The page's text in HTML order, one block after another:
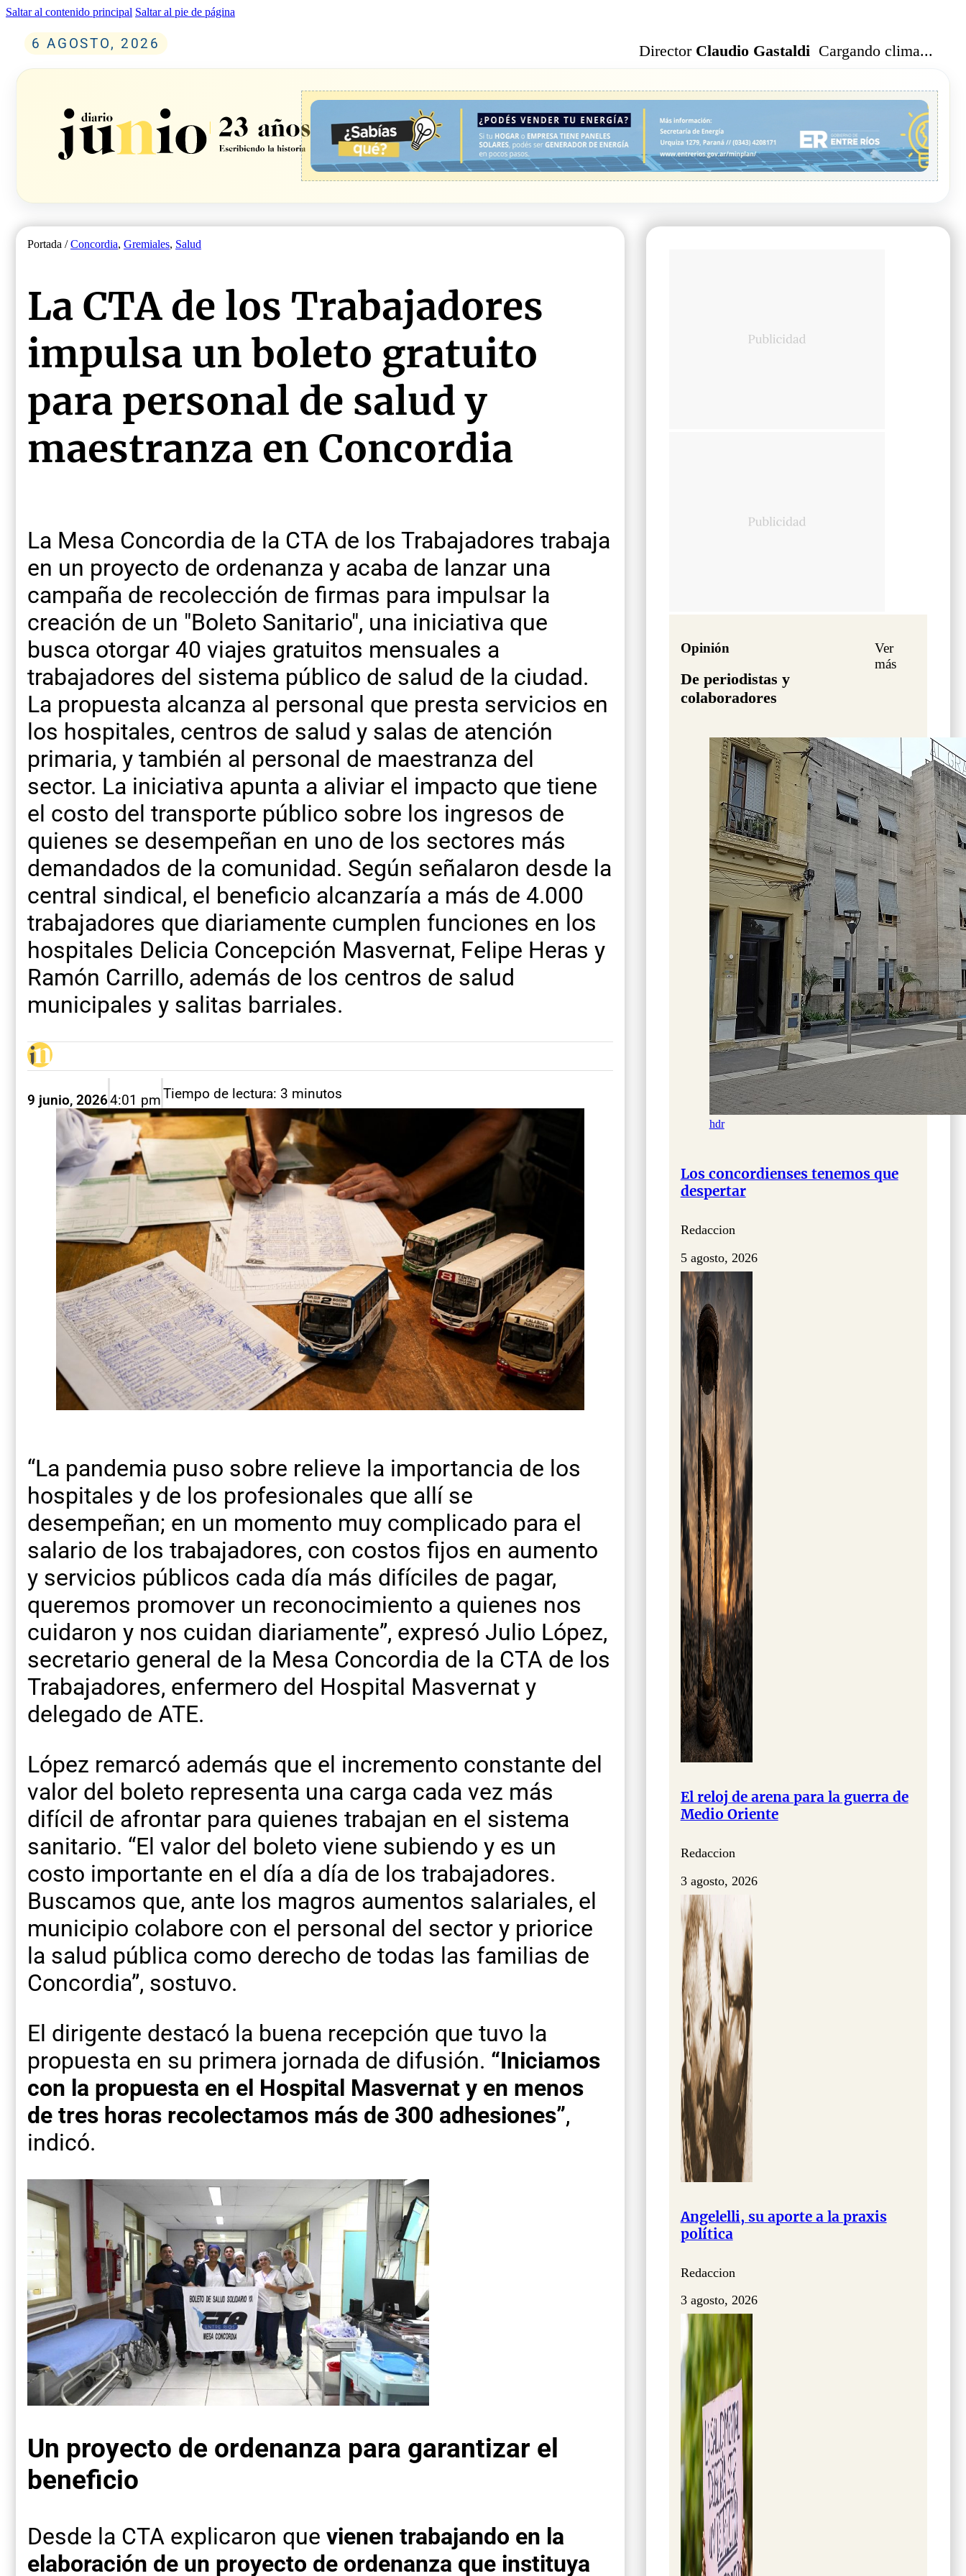
Saltar al contenido principal Saltar al pie de página
6 AGOSTO, 2026 Director Claudio Gastaldi Cargando clima...
Portada /Concordia, Gremiales, Salud
La CTA de los Trabajadores
impulsa un boleto gratuito
para personal de salud y
maestranza en Concordia
La Mesa Concordia de la CTA de los Trabajadores trabaja
en un proyecto de ordenanza y acaba de lanzar una
campaña de recolección de firmas para impulsar la
creación de un "Boleto Sanitario", una iniciativa que
busca otorgar 40 viajes gratuitos mensuales a
trabajadores del sistema público de salud de la ciudad.
La propuesta alcanza al personal que presta servicios en
los hospitales, centros de salud y salas de atención
primaria, y también al personal de maestranza del
sector. La iniciativa apunta a aliviar el impacto que tiene
el costo del transporte público sobre los ingresos de
quienes se desempeñan en uno de los sectores más
demandados de la comunidad. Según señalaron desde la
central sindical, el beneficio alcanzaría a más de 4.000
trabajadores que diariamente cumplen funciones en los
hospitales Delicia Concepción Masvernat, Felipe Heras y
Ramón Carrillo, además de los centros de salud
municipales y salitas barriales.
9 junio, 20264:01 pmTiempo de lectura: 3 minutos
“La pandemia puso sobre relieve la importancia de los
hospitales y de los profesionales que allí se
desempeñan; en un momento muy complicado para el
salario de los trabajadores, con costos fijos en aumento
y servicios públicos cada día más difíciles de pagar,
queremos promover un reconocimiento a quienes nos
cuidaron y nos cuidan diariamente”, expresó Julio López,
secretario general de la Mesa Concordia de la CTA de los
Trabajadores, enfermero del Hospital Masvernat y
delegado de ATE.
López remarcó además que el incremento constante del
valor del boleto representa una carga cada vez más
difícil de afrontar para quienes trabajan en el sistema
sanitario. “El valor del boleto viene subiendo y es un
costo importante en el día a día de los trabajadores.
Buscamos que, ante los magros aumentos salariales, el
municipio colabore con el personal del sector y priorice
la salud pública como derecho de todas las familias de
Concordia”, sostuvo.
El dirigente destacó la buena recepción que tuvo la
propuesta en su primera jornada de difusión. “Iniciamos
con la propuesta en el Hospital Masvernat y en menos
de tres horas recolectamos más de 300 adhesiones”,
indicó.
Un proyecto de ordenanza para garantizar el
beneficio
Desde la CTA explicaron que vienen trabajando en la
elaboración de un proyecto de ordenanza que instituya
Opinión
De periodistas y
colaboradores
Ver
más
hdr
Los concordienses tenemos que
despertar
Redaccion
5 agosto, 2026
El reloj de arena para la guerra de
Medio Oriente
Redaccion
3 agosto, 2026
Angelelli, su aporte a la praxis
política
Redaccion
3 agosto, 2026